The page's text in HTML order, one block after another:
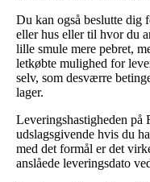
Du kan også beslutte dig
eller hus eller til hvor du
lille smule mere pebret,
letkøbte mulighed for
selv, som desværre
lager.
Leveringshastigheden
udslagsgivende hvis du
med det formål er det
anslåede leveringsdato